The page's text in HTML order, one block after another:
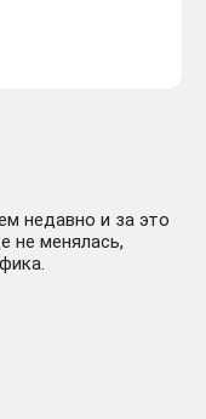
недавно и за это
не менялась,